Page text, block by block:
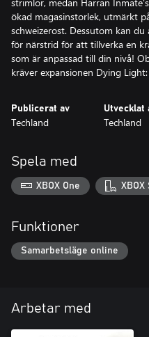
ökad magasinstorlek, utmärkt
schweizerost. Dessutom kan
för närstrid för att tillverka en
som är anpassad till din nivå!
kräver expansionen Dying
Publicerat av
Techland
Utvecklat
Techland
Spela med
XBOX One XBOX
Funktioner
Samarbetsläge online
Arbetar med